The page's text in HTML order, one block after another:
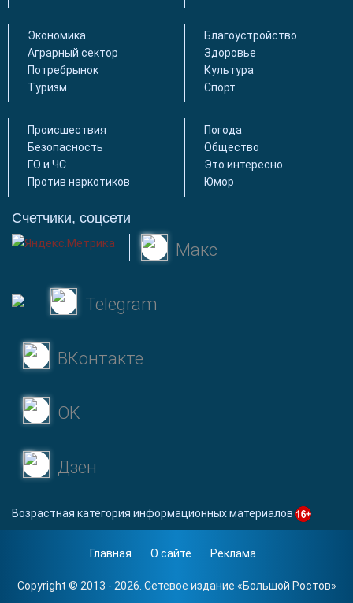
Экономика
Аграрный сектор
Потребрынок
Туризм
Благоустройство
Здоровье
Культура
Спорт
Происшествия
Безопасность
ГО и ЧС
Против наркотиков
Погода
Общество
Это интересно
Юмор
Счетчики, соцсети
Макс
Telegram
ВКонтакте
OK
Дзен
Возрастная категория информационных материалов
Главная О сайте Реклама
Copyright © 2013 - 2026. Сетевое издание «Большой Ростов»